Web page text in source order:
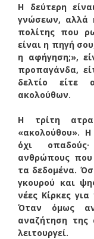
Η δεύτερη
γνώσεων, αλλά
πολίτης που
είναι η πηγή
η αφήγηση;»,
προπαγάνδα,
δελτίο είτε
ακολούθων.
Η τρίτη
«ακολούθου». Η
όχι
ανθρώπους
τα δεδομένα.
γκουρού και
νέες Κίρκες
Όταν όμως
αναζήτηση της
λειτουργεί.